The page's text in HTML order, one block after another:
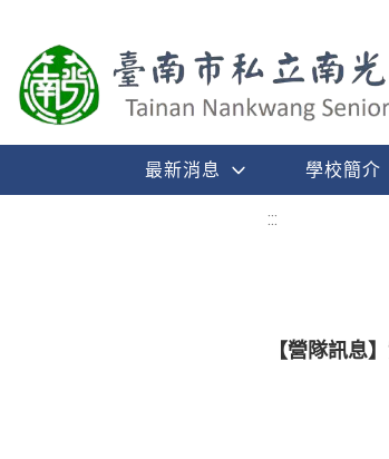
最新消息 學校簡介
:::
【營隊訊息